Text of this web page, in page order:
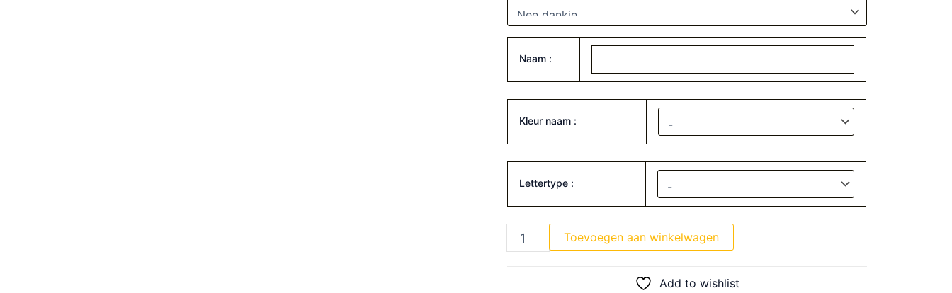
Naam :
Kleur naam :
Lettertype :
Toevoegen aan winkelwagen
Add to wishlist